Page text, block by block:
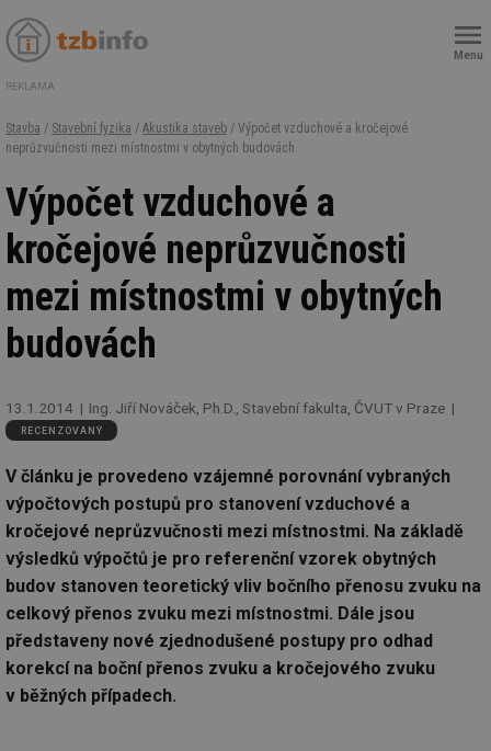
Menu
REKLAMA
Stavba / Stavební fyzika / Akustika staveb / Výpočet vzduchové a kročejové
neprůzvučnosti mezi místnostmi v obytných budovách
Výpočet vzduchové a
kročejové neprůzvučnosti
mezi místnostmi v obytných
budovách
13.1.2014 Ing. Jiří Nováček, Ph.D., Stavební fakulta, ČVUT v Praze
RECENZOVANÝ
V článku je provedeno vzájemné porovnání vybraných
výpočtových postupů pro stanovení vzduchové a
kročejové neprůzvučnosti mezi místnostmi. Na základě
výsledků výpočtů je pro referenční vzorek obytných
budov stanoven teoretický vliv bočního přenosu zvuku na
celkový přenos zvuku mezi místnostmi. Dále jsou
představeny nové zjednodušené postupy pro odhad
korekcí na boční přenos zvuku a kročejového zvuku
v běžných případech.